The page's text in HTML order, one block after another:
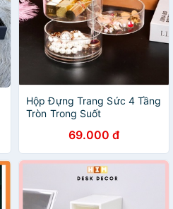
Hộp Đựng Trang Sức 4 Tầng
Tròn Trong Suốt
69.000 đ